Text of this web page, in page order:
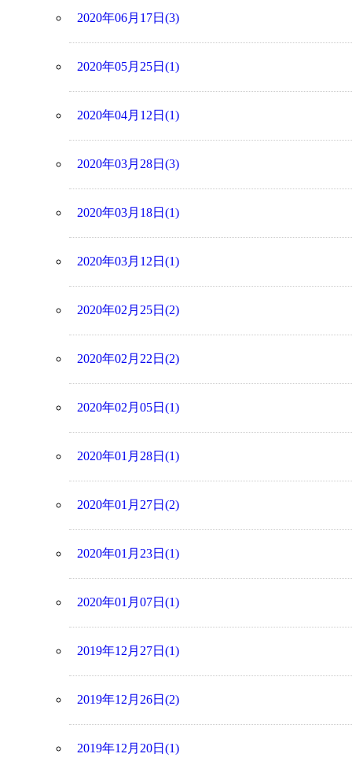
2020年06月17日(3)
2020年05月25日(1)
2020年04月12日(1)
2020年03月28日(3)
2020年03月18日(1)
2020年03月12日(1)
2020年02月25日(2)
2020年02月22日(2)
2020年02月05日(1)
2020年01月28日(1)
2020年01月27日(2)
2020年01月23日(1)
2020年01月07日(1)
2019年12月27日(1)
2019年12月26日(2)
2019年12月20日(1)